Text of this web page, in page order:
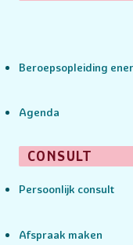
Beroepsopleiding
Agenda
CONSULT
Persoonlijk consult
Afspraak maken